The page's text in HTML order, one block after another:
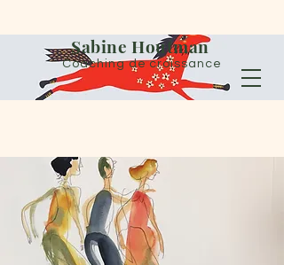
Sabine Houtman
Coaching de croissance